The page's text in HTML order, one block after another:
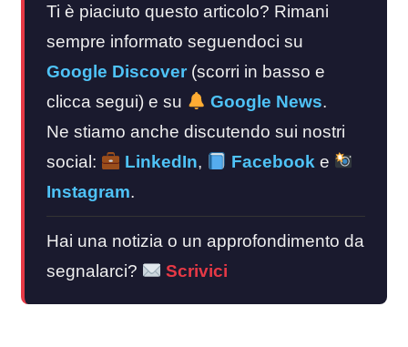
Ti è piaciuto questo articolo? Rimani
sempre informato seguendoci su
Google Discover (scorri in basso e
clicca segui) e su
Google News.
Ne stiamo anche discutendo sui nostri
social:
LinkedIn, Facebook e
Instagram.
Hai una notizia o un approfondimento da
segnalarci?
Scrivici